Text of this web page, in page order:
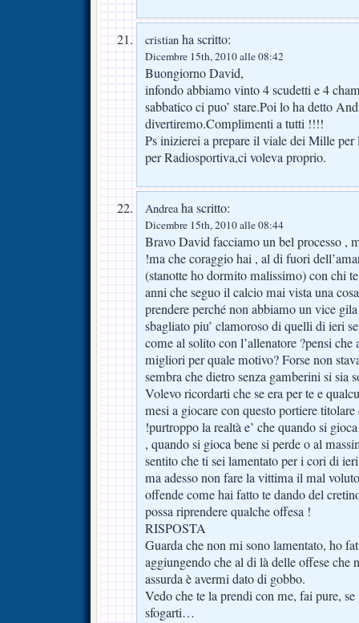
cristian ha scritto:
Dicembre 15th, 2010 alle 08:42
Buongiorno David,
infondo abbiamo vinto 4 scudetti e 4
sabbatico ci puo’ stare.Poi lo ha detto
divertiremo.Complimenti a tutti !!!!
Ps inizierei a prepare il viale dei Mille
per Radiosportiva,ci voleva proprio.
Andreaha scritto:
Dicembre 15th, 2010 alle 08:44
Bravo David facciamo un bel processo ,
!ma che coraggio hai , al di fuori
(stanotte ho dormito malissimo) con chi
anni che seguo il calcio mai vista una
prendere perché non abbiamo un vice
sbagliato piu’ clamoroso di quelli di ieri
come al solito con l’allenatore ?pensi
migliori per quale motivo? Forse non
sembra che dietro senza gamberini si sia
Volevo ricordarti che se era per te e
mesi a giocare con questo portiere
!purtroppo la realtà e’ che quando si
, quando si gioca bene si perde o al
sentito che ti sei lamentato per i cori di
ma adesso non fare la vittima il mal
offende come hai fatto te dando del
possa riprendere qualche offesa !
RISPOSTA
Guarda che non mi sono lamentato, ho
aggiungendo che al di là delle offese che
assurda è avermi dato di gobbo.
Vedo che te la prendi con me, fai pure,
sfogarti…